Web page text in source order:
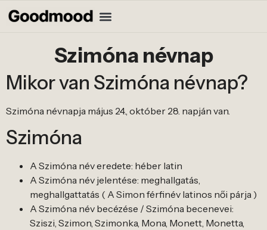
Szimóna névnap
Mikor van Szimóna névnap?
Szimóna névnapja május 24., október 28. napján van.
Szimóna
A Szimóna név eredete: héber latin
A Szimóna név jelentése: meghallgatás,
meghallgattatás ( A Simon férfinév latinos női párja )
A Szimóna név becézése / Szimóna becenevei:
Sziszi, Szimon, Szimonka, Mona, Monett, Monetta,